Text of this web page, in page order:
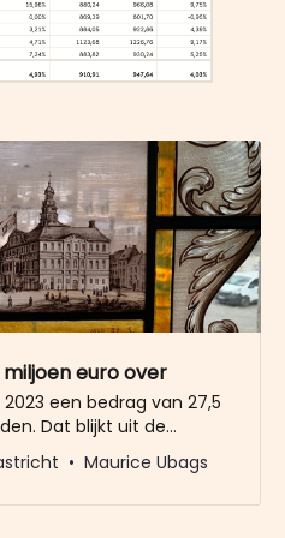
miljoen euro over
een bedrag van 27,5
Dat blijkt uit de
de resultaten zijn
was er ook een
Maurice Ubags